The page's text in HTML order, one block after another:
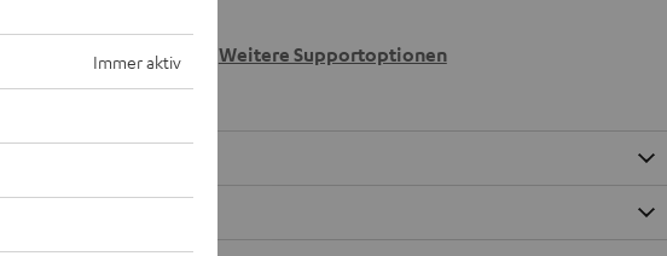
Kein Problem, wir
am Telefon.
Weitere Supportoptionen
Immer aktiv